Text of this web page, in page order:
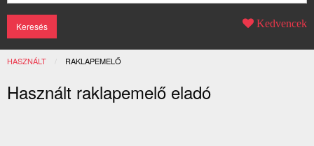
Kedvencek
HASZNÁLT JELENLEGI:
RAKLAPEMELŐ
Használt raklapemelő eladó